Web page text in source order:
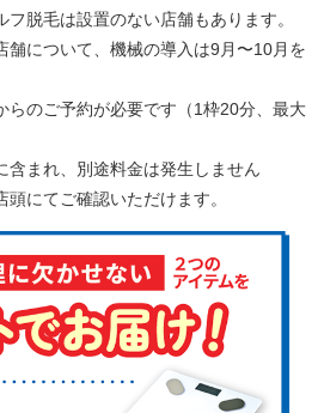
脱毛は設置のない店舗もあります。
について、機械の導入は9月〜10月を
のご予約が必要です（1枠20分、最大
まれ、別途料金は発生しません
にてご確認いただけます。